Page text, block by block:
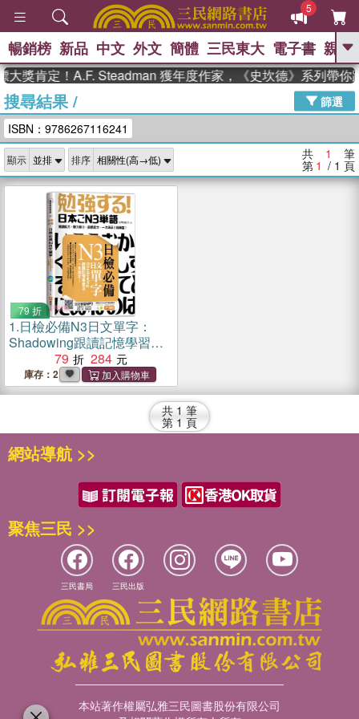
5
GO
高希均教授回憶錄
、 The Odyssey 、 父親節 、 如果歷
獎 臺灣漫遊錄 、 方念華 、 台灣的李
登輝時代
數學女孩：黎曼猜想 、
偉大的迷走神經
暢銷榜 新品 中文 外文 簡體 三民東大 電子書 親子
獎肯定！A.F. Steadman 獲年度作家，《史坎德》系列帶你
搜尋結果/
篩選
ISBN：9786267116241
顯示 排序 共 1 筆
第 1 / 1 頁
79 折
1.日檢必備N3日文單字：
Shadowing跟讀記憶學習
法，一本搞定！
79 284
庫存：2
共 1 筆
第 1 頁
網站導航 >>
聚焦三民 >>
三民書局 三民出版
本站著作權屬弘雅三民圖書股份有限公司